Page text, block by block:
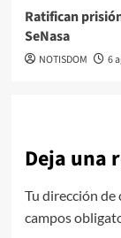
Ratifican
SeNasa
NOTISDOM 6
Deja una
Tu dirección de
campos